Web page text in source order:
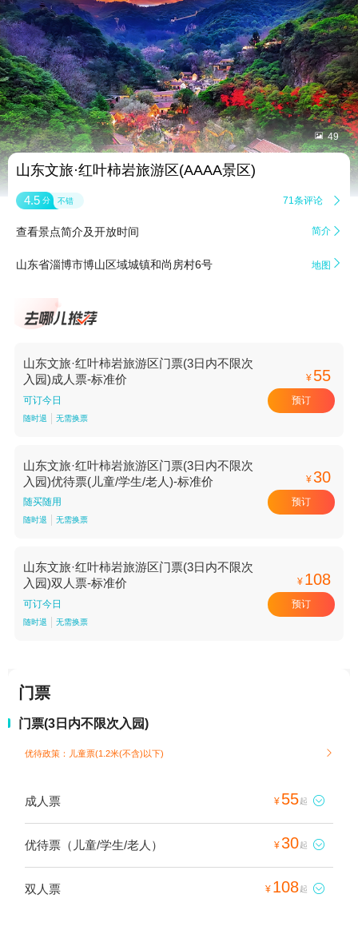
 49
山东文旅·红叶柿岩旅游区(AAAA景区)
4.5 分 不错 71条评论 
查看景点简介及开放时间 简介 
山东省淄博市博山区域城镇和尚房村6号 地图 
山东文旅·红叶柿岩旅游区门票(3日内不限次
入园)成人票-标准价
可订今日
随时退 无需换票
¥ 55
预订
山东文旅·红叶柿岩旅游区门票(3日内不限次
入园)优待票(儿童/学生/老人)-标准价
随买随用
随时退 无需换票
¥30
预订
山东文旅·红叶柿岩旅游区门票(3日内不限次
入园)双人票-标准价
可订今日
随时退 无需换票
¥ 108
预订
门票
门票(3日内不限次入园)
优待政策：儿童票(1.2米(不含)以下) 
成人票 ¥ 55起 
优待票（儿童/学生/老人） ¥30起 
双人票 ¥ 108起 
